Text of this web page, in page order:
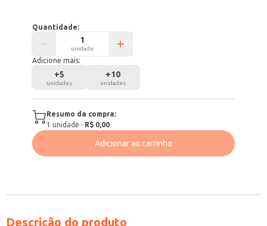
Quantidade:
unidade
Adicione mais:
+5
unidades
+10
unidades
Resumo da compra:
1 unidade · R$ 0,00
Adicionar ao carrinho
Descrição do produto